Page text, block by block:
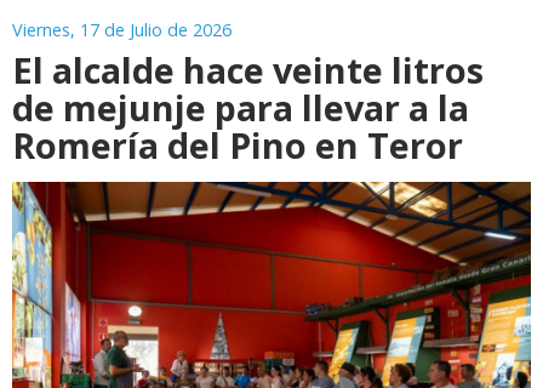
Viernes, 17 de Julio de 2026
El alcalde hace veinte litros
de mejunje para llevar a la
Romería del Pino en Teror